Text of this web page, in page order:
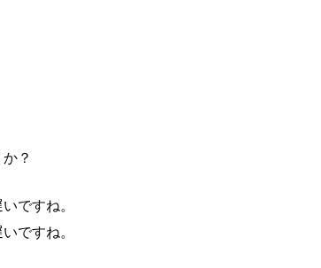
？
ですね。
ですね。